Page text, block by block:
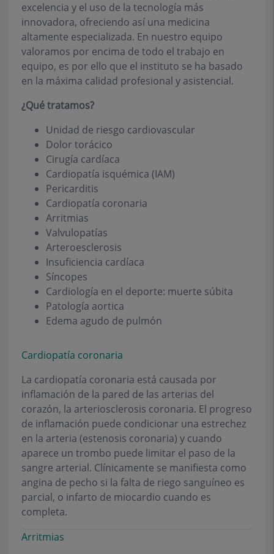
excelencia y el uso de la tecnología más
innovadora, ofreciendo así una medicina
altamente especializada. En nuestro equipo
valoramos por encima de todo el trabajo en
equipo, es por ello que el instituto se ha basado
en la máxima calidad profesional y asistencial.
¿Qué tratamos?
Unidad de riesgo cardiovascular
Dolor torácico
Cirugía cardíaca
Cardiopatía isquémica (IAM)
Pericarditis
Cardiopatía coronaria
Arritmias
Valvulopatías
Arteroesclerosis
Insuficiencia cardíaca
Síncopes
Cardiología en el deporte: muerte súbita
Patología aortica
Edema agudo de pulmón
Cardiopatía coronaria
La cardiopatía coronaria está causada por
inflamación de la pared de las arterias del
corazón, la arteriosclerosis coronaria. El progreso
de inflamación puede condicionar una estrechez
en la arteria (estenosis coronaria) y cuando
aparece un trombo puede limitar el paso de la
sangre arterial. Clínicamente se manifiesta como
angina de pecho si la falta de riego sanguíneo es
parcial, o infarto de miocardio cuando es
completa.
Arritmias